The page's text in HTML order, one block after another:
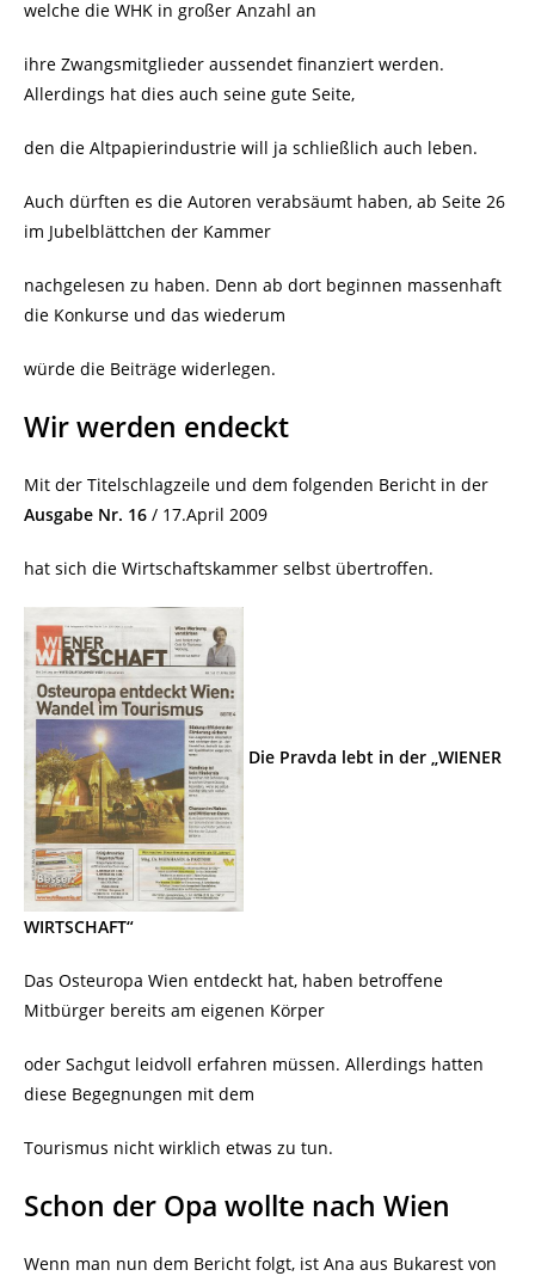
welche die WHK in großer Anzahl an
ihre Zwangsmitglieder aussendet finanziert werden.
Allerdings hat dies auch seine gute Seite,
den die Altpapierindustrie will ja schließlich auch leben.
Auch dürften es die Autoren verabsäumt haben, ab Seite 26
im Jubelblättchen der Kammer
nachgelesen zu haben. Denn ab dort beginnen massenhaft
die Konkurse und das wiederum
würde die Beiträge widerlegen.
Wir werden endeckt
Mit der Titelschlagzeile und dem folgenden Bericht in der
Ausgabe Nr. 16 / 17.April 2009
hat sich die Wirtschaftskammer selbst übertroffen.
Die Pravda lebt in der „WIENER
WIRTSCHAFT“
Das Osteuropa Wien entdeckt hat, haben betroffene
Mitbürger bereits am eigenen Körper
oder Sachgut leidvoll erfahren müssen. Allerdings hatten
diese Begegnungen mit dem
Tourismus nicht wirklich etwas zu tun.
Schon der Opa wollte nach Wien
Wenn man nun dem Bericht folgt, ist Ana aus Bukarest von